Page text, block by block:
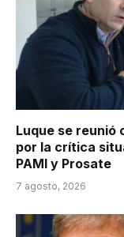
Luque se reunió
por la crítica
PAMI y Prosate
7 agosto, 2026